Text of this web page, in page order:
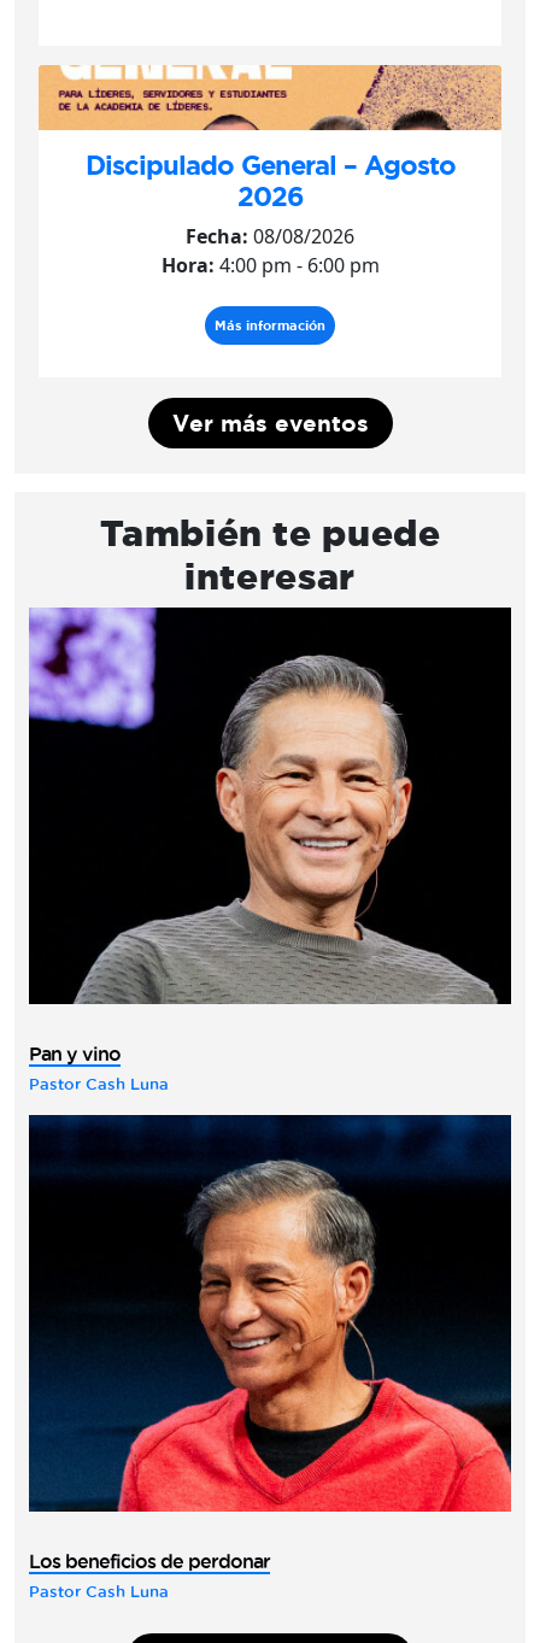
Discipulado General – Agosto
2026
Fecha: 08/08/2026
Hora: 4:00 pm - 6:00 pm
Más información
Ver más eventos
También te puede
interesar
Pan y vino
Pastor Cash Luna
Los beneficios de perdonar
Pastor Cash Luna